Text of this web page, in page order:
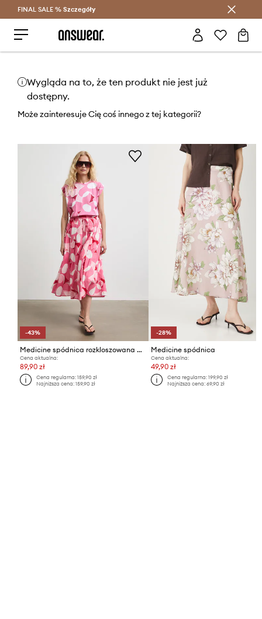
Oszczędzaj z Answear Club >
FINAL SALE % Szczegóły
Wygląda na to, że ten produkt nie jest już
dostępny.
Może zainteresuje Cię coś innego z tej kategorii?
-43%
Medicine spódnica rozkloszowana bawełniana
Cena aktualna:
89,90 zł
Cena regularna:159,90 zł
Najniższa cena:159,90 zł
-28%
Medicine spódnica
Cena aktualna:
49,90 zł
Cena regularna: 199,90 zł
Najniższa cena: 69,90 zł